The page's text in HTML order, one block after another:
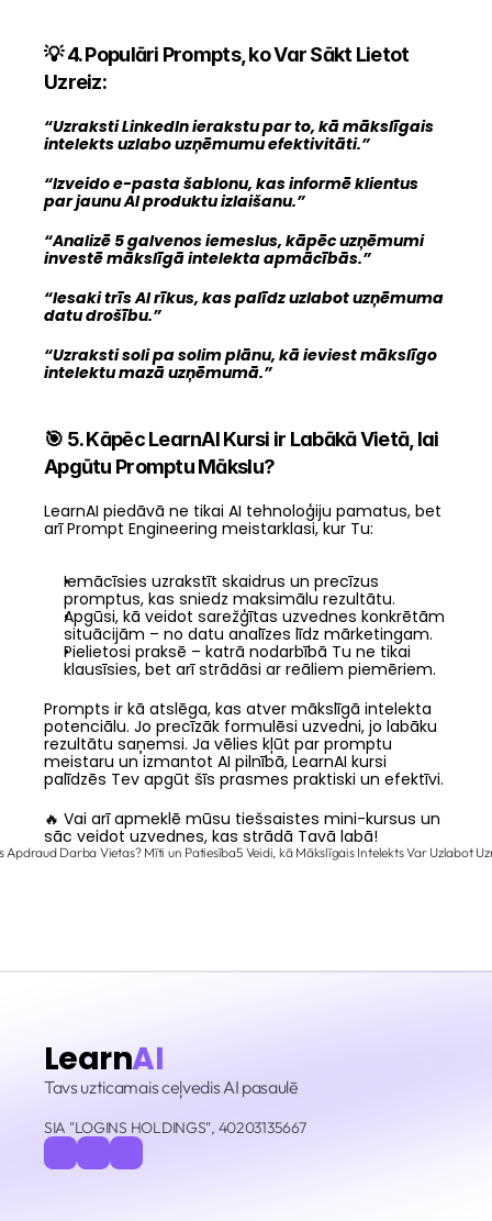
💡 4. Populāri Prompts, ko Var Sākt Lietot
Uzreiz:
“Uzraksti LinkedIn ierakstu par to, kā mākslīgais
intelekts uzlabo uzņēmumu efektivitāti.”
“Izveido e-pasta šablonu, kas informē klientus
par jaunu AI produktu izlaišanu.”
“Analizē 5 galvenos iemeslus, kāpēc uzņēmumi
investē mākslīgā intelekta apmācībās.”
“Iesaki trīs AI rīkus, kas palīdz uzlabot uzņēmuma
datu drošību.”
“Uzraksti soli pa solim plānu, kā ieviest mākslīgo
intelektu mazā uzņēmumā.”
🎯 5. Kāpēc LearnAI Kursi ir Labākā Vietā, lai
Apgūtu Promptu Mākslu?
LearnAI piedāvā ne tikai AI tehnoloģiju pamatus, bet
arī Prompt Engineering meistarklasi, kur Tu:
Iemācīsies uzrakstīt skaidrus un precīzus
promptus, kas sniedz maksimālu rezultātu.
Apgūsi, kā veidot sarežģītas uzvednes konkrētām
situācijām – no datu analīzes līdz mārketingam.
Pielietosi praksē – katrā nodarbībā Tu ne tikai
klausīsies, bet arī strādāsi ar reāliem piemēriem.
Prompts ir kā atslēga, kas atver mākslīgā intelekta
potenciālu. Jo precīzāk formulēsi uzvedni, jo labāku
rezultātu saņemsi. Ja vēlies kļūt par promptu
meistaru un izmantot AI pilnībā, LearnAI kursi
palīdzēs Tev apgūt šīs prasmes praktiski un efektīvi.
🔥 Vai arī apmeklē mūsu tiešsaistes mini-kursus un
sāc veidot uzvednes, kas strādā Tavā labā!
Apdraud Darba Vietas? Mīti un Patiesība5 Veidi, kā Mākslīgais Intelekts Var Uzlabot
LearnAI
Tavs uzticamais ceļvedis AI pasaulē
SIA "LOGINS HOLDINGS", 40203135667